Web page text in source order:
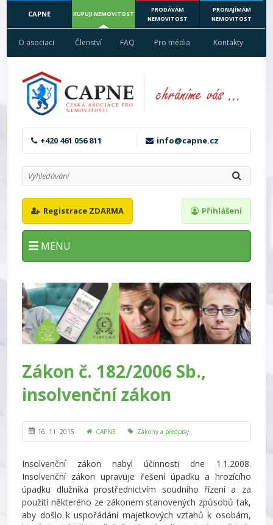
CAPNE KUPUJI NEMOVITOST
PRODÁVÁM
NEMOVITOST
PRONAJÍMÁM
NEMOVITOST
O asociaci Členství FAQ Pro média Kontakty
+420 461 056 811 info@capne.cz
Registrace ZDARMA Přihlášení
MENU
Zákon č. 182/2006 Sb.,
insolvenční zákon
16. 11. 2015 CAPNE Zákony a předpisy
Insolvenční zákon nabyl účinnosti dne 1.1.2008.
Insolvenční zákon upravuje řešení úpadku a hrozícího
úpadku dlužníka prostřednictvím soudního řízení a za
použití některého ze zákonem stanovených způsobů tak,
aby došlo k uspořádání majetkových vztahů k osobám,